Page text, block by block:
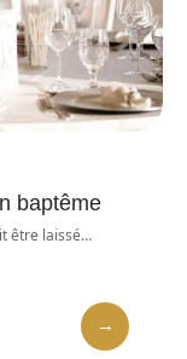
baptême
être laissé…